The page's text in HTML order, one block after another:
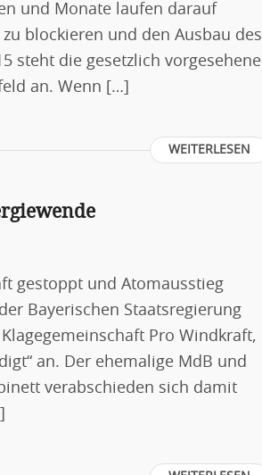
und Monate laufen darauf
blockieren und den Ausbau des
steht die gesetzlich vorgesehene
an. Wenn […]
WEITERLESEN
gestoppt und Atomausstieg
Bayerischen Staatsregierung
Pro Windkraft,
an. Der ehemalige MdB und
verabschieden sich damit